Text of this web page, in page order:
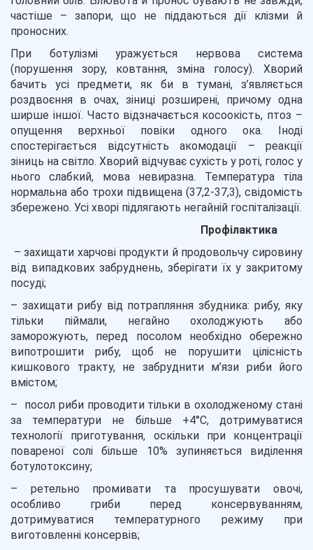
частіше – запори, що не піддаються дії клізми й
проносних.
При ботулізмі уражується нервова система
(порушення зору, ковтання, зміна голосу). Хворий
бачить усі предмети, як би в тумані, з’являється
роздвоєння в очах, зіниці розширені, причому одна
ширше іншої. Часто відзначається косоокість, птоз –
опущення верхньої повіки одного ока. Іноді
спостерігається відсутність акомодації – реакції
зіниць на світло. Хворий відчуває сухість у роті, голос у
нього слабкий, мова невиразна. Температура тіла
нормальна або трохи підвищена (37,2-37,3), свідомість
збережено. Усі хворі підлягають негайній госпіталізації.
Профілактика
– захищати харчові продукти й продовольчу сировину
від випадкових забруднень, зберігати їх у закритому
посуді;
– захищати рибу від потрапляння збудника: рибу, яку
тільки піймали, негайно охолоджують або
заморожують, перед посолом необхідно обережно
випотрошити рибу, щоб не порушити цілісність
кишкового тракту, не забруднити м’язи риби його
вмістом;
– посол риби проводити тільки в охолодженому стані
за температури не більше +4°C, дотримуватися
технології приготування, оскільки при концентрації
повареної солі більше 10% зупиняється виділення
ботулотоксину;
– ретельно промивати та просушувати овочі,
особливо гриби перед консервуванням,
дотримуватися температурного режиму при
виготовленні консервів;